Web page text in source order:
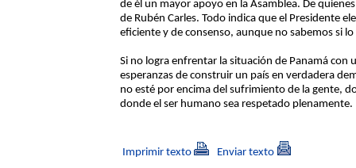
de él un mayor apoyo en la Asamblea. De
de Rubén Carles. Todo indica que el Presidente
eficiente y de consenso, aunque no sabemos si
Si no logra enfrentar la situación de Panamá
esperanzas de construir un país en verdadera
no esté por encima del sufrimiento de la gente,
donde el ser humano sea respetado plenamente.
Imprimir texto Enviar texto